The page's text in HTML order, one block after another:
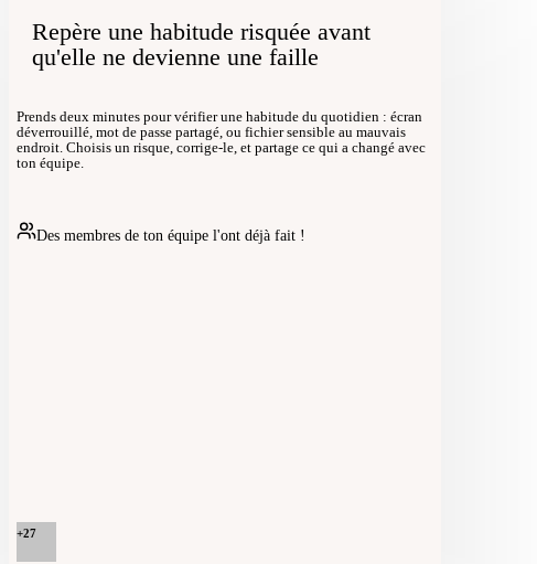
Repère une habitude risquée avant
qu'elle ne devienne une faille
Prends deux minutes pour vérifier une habitude du quotidien : écran
déverrouillé, mot de passe partagé, ou fichier sensible au mauvais
endroit. Choisis un risque, corrige-le, et partage ce qui a changé avec
ton équipe.
Des membres de ton équipe l'ont déjà fait !
+27